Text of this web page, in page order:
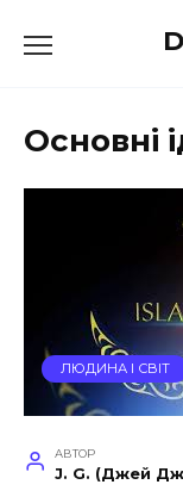
до
Основні
ЛЮДИНА І СВІТ
АВТОР
J. G. (Джей